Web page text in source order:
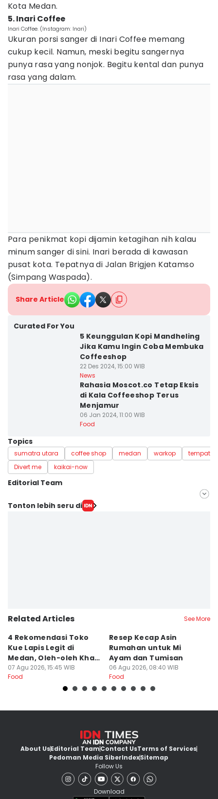
Kota Medan.
5. Inari Coffee
Inari Coffee. (Instagram: Inari)
Ukuran porsi sanger di Inari Coffee memang
cukup kecil. Namun, meski begitu sangernya
punya rasa yang nonjok. Begitu kental dan punya
rasa yang dalam.
Para penikmat kopi dijamin ketagihan nih kalau
minum sanger di sini. Inari berada di kawasan
pusat kota. Tepatnya di Jalan Brigjen Katamso
(Simpang Waspada).
Share Article
Curated For You
5 Keunggulan Kopi Mandheling
Jika Kamu Ingin Coba Membuka
Coffeeshop
22 Des 2024, 15:00 WIB
News
Rahasia Moscot.co Tetap Eksis
di Kala Coffeeshop Terus
Menjamur
06 Jan 2024, 11:00 WIB
Food
Topics
sumatra utara coffee shop medan warkop
tempat
Divert me
kaikai-now
Editorial Team
Editor
Tonton lebih seru di
Related Articles See More
4 Rekomendasi Toko
Kue Lapis Legit di
Medan, Oleh-oleh Khas
Sumut
07 Agu 2026, 15:45 WIB
Food
Resep Kecap Asin
Rumahan untuk Mi
Ayam dan Tumisan
06 Agu 2026, 08:40 WIB
Food
About UsEditorial TeamContact UsTerms of Services
Pedoman Media SiberIndexSitemap
Follow Us
Download